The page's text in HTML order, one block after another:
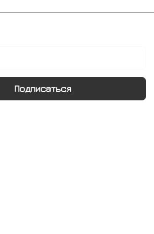
Подписаться